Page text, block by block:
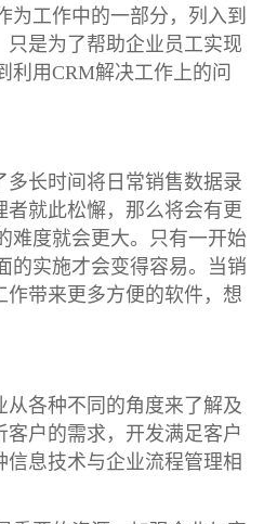
为工作中的一部分，列入到
是为了帮助企业员工实现
利用CRM解决工作上的问
长时间将日常销售数据录
就此松懈，那么将会有更
难度就会更大。只有一开始
的实施才会变得容易。当销
作带来更多方便的软件，想
各种不同的角度来了解及
客户的需求，开发满足客户
息技术与企业流程管理相